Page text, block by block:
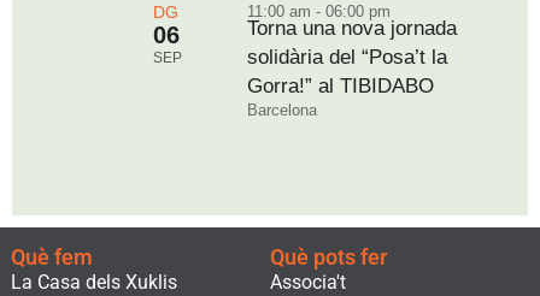
DG
06
SEP
11:00 am - 06:00 pm
Torna una nova jornada
solidària del “Posa’t la
Gorra!” al TIBIDABO
Barcelona
Què fem
La Casa dels Xuklis
Què pots fer
Associa't